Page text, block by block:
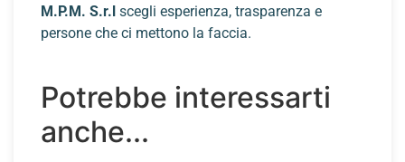
M.P.M. S.r.l scegli esperienza, trasparenza e
persone che ci mettono la faccia.
Potrebbe interessarti
anche...